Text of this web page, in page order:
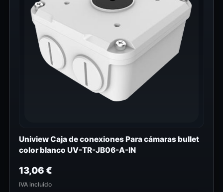
Uniview Caja de conexiones Para cámaras bullet
color blanco UV-TR-JB06-A-IN
13,06€
IVA incluido